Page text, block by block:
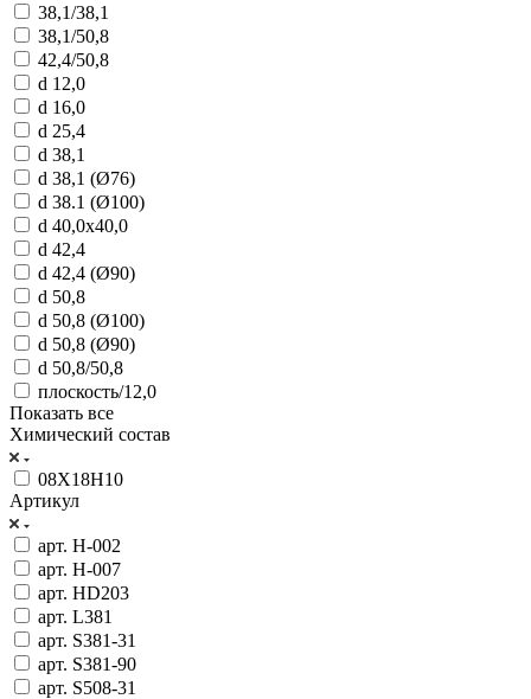
38,1/38,1
38,1/50,8
42,4/50,8
d 12,0
d 16,0
d 25,4
d 38,1
d 38,1 (Ø76)
d 38.1 (Ø100)
d 40,0х40,0
d 42,4
d 42,4 (Ø90)
d 50,8
d 50,8 (Ø100)
d 50,8 (Ø90)
d 50,8/50,8
плоскость/12,0
Показать все
Химический состав
08Х18Н10
Артикул
арт. H-002
арт. H-007
арт. HD203
арт. L381
арт. S381-31
арт. S381-90
арт. S508-31